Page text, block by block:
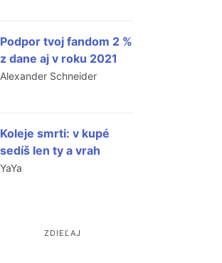
Podpor tvoj fandom 2 %
z dane aj v roku 2021
Alexander Schneider
Koleje smrti: v kupé
sedíš len ty a vrah
YaYa
ZDIEĽAJ